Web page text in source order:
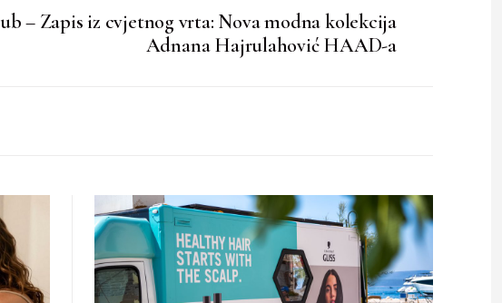
– Zapis iz cvjetnog vrta: Nova modna kolekcija
Adnana Hajrulahović HAAD-a